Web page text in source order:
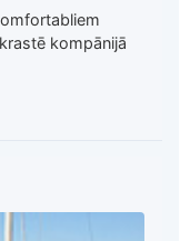
kompānijā